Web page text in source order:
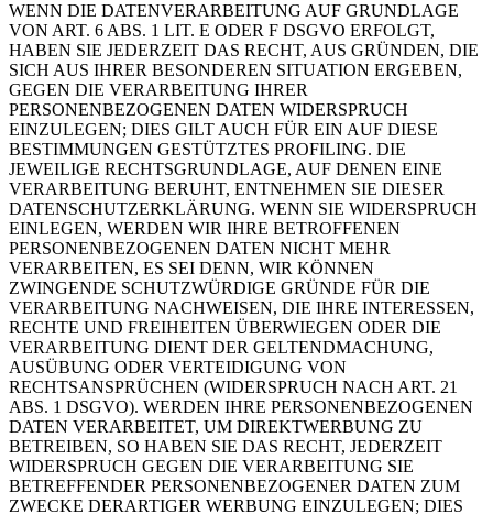
WENN DIE DATENVERARBEITUNG AUF GRUNDLAGE
VON ART. 6 ABS. 1 LIT. E ODER F DSGVO ERFOLGT,
HABEN SIE JEDERZEIT DAS RECHT, AUS GRÜNDEN, DIE
SICH AUS IHRER BESONDEREN SITUATION ERGEBEN,
GEGEN DIE VERARBEITUNG IHRER
PERSONENBEZOGENEN DATEN WIDERSPRUCH
EINZULEGEN; DIES GILT AUCH FÜR EIN AUF DIESE
BESTIMMUNGEN GESTÜTZTES PROFILING. DIE
JEWEILIGE RECHTSGRUNDLAGE, AUF DENEN EINE
VERARBEITUNG BERUHT, ENTNEHMEN SIE DIESER
DATENSCHUTZERKLÄRUNG. WENN SIE WIDERSPRUCH
EINLEGEN, WERDEN WIR IHRE BETROFFENEN
PERSONENBEZOGENEN DATEN NICHT MEHR
VERARBEITEN, ES SEI DENN, WIR KÖNNEN
ZWINGENDE SCHUTZWÜRDIGE GRÜNDE FÜR DIE
VERARBEITUNG NACHWEISEN, DIE IHRE INTERESSEN,
RECHTE UND FREIHEITEN ÜBERWIEGEN ODER DIE
VERARBEITUNG DIENT DER GELTENDMACHUNG,
AUSÜBUNG ODER VERTEIDIGUNG VON
RECHTSANSPRÜCHEN (WIDERSPRUCH NACH ART. 21
ABS. 1 DSGVO). WERDEN IHRE PERSONENBEZOGENEN
DATEN VERARBEITET, UM DIREKTWERBUNG ZU
BETREIBEN, SO HABEN SIE DAS RECHT, JEDERZEIT
WIDERSPRUCH GEGEN DIE VERARBEITUNG SIE
BETREFFENDER PERSONENBEZOGENER DATEN ZUM
ZWECKE DERARTIGER WERBUNG EINZULEGEN; DIES